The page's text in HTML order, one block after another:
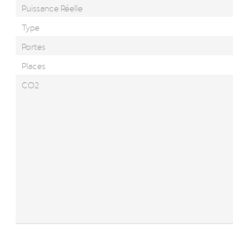
Puissance Réelle
Type
Portes
Places
CO2